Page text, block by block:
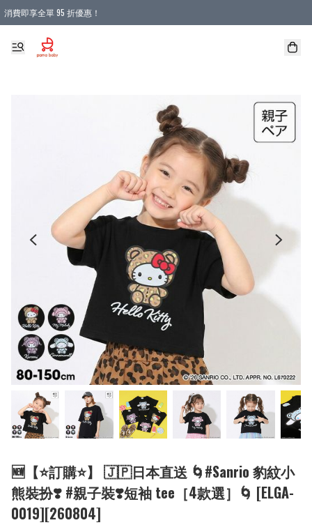
消費即享全單 95 折優惠！
購物滿 HKD 900.00即享免運費優惠！（適用於 本地送貨、本地取貨 )
🆕【⭐訂購⭐】 🇯🇵日本直送 🌀#Sanrio 豹紋小
熊裝扮❣️ #親子裝❣️短袖 tee［4款選］🌀 [ELGA-
0019][260804]